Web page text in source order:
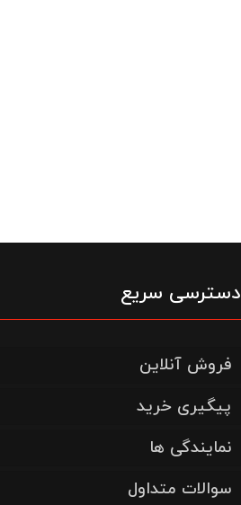
دسترسی سریع
فروش آنلاین
پیگیری خرید
نمایندگی ها
سوالات متداول